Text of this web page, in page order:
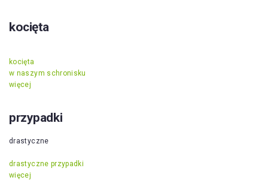
kocięta
kocięta
w naszym schronisku
więcej
przypadki
drastyczne
drastyczne przypadki
więcej